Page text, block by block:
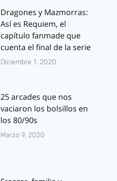
Dragones y Mazmorras:
Así es Requiem, el
capítulo fanmade que
cuenta el final de la serie
Diciembre 1, 2020
25 arcades que nos
vaciaron los bolsillos en
los 80/90s
Marzo 9, 2020